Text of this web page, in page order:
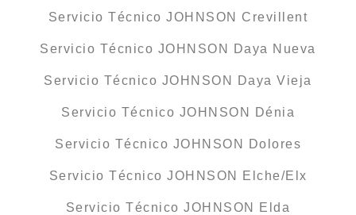
Servicio Técnico JOHNSON Crevillent
Servicio Técnico JOHNSON Daya Nueva
Servicio Técnico JOHNSON Daya Vieja
Servicio Técnico JOHNSON Dénia
Servicio Técnico JOHNSON Dolores
Servicio Técnico JOHNSON Elche/Elx
Servicio Técnico JOHNSON Elda